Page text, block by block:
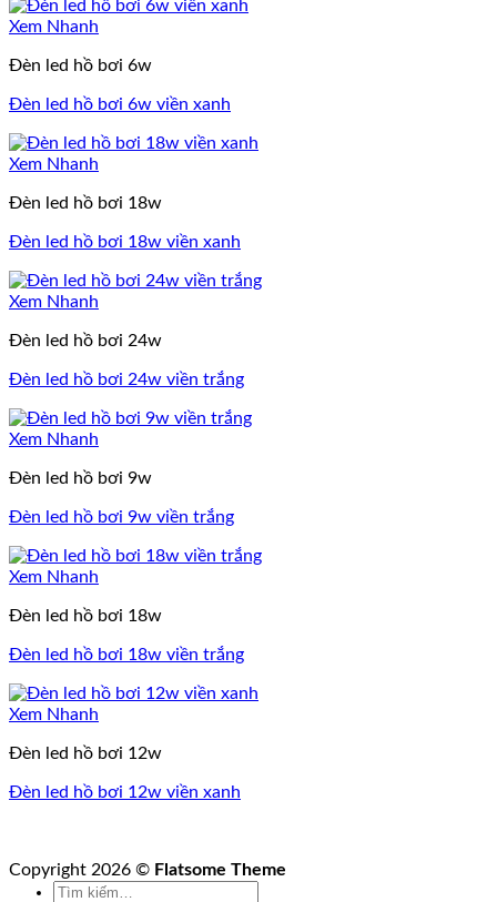
Xem Nhanh
Đèn led hồ bơi 6w
Đèn led hồ bơi 6w viền xanh
Xem Nhanh
Đèn led hồ bơi 18w
Đèn led hồ bơi 18w viền xanh
Xem Nhanh
Đèn led hồ bơi 24w
Đèn led hồ bơi 24w viền trắng
Xem Nhanh
Đèn led hồ bơi 9w
Đèn led hồ bơi 9w viền trắng
Xem Nhanh
Đèn led hồ bơi 18w
Đèn led hồ bơi 18w viền trắng
Xem Nhanh
Đèn led hồ bơi 12w
Đèn led hồ bơi 12w viền xanh
Copyright 2026 © Flatsome Theme
Tìm